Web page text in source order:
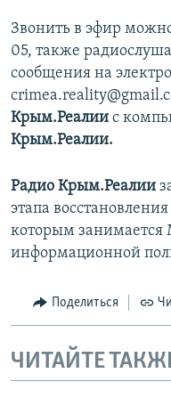
Звонить в эфир
05, также
сообщения на
Крым.Реалии с
Крым.Реалии.
Радио Крым.Реалии
этапа
которым занимается
информационной
Поделиться
ЧИТАЙТЕ